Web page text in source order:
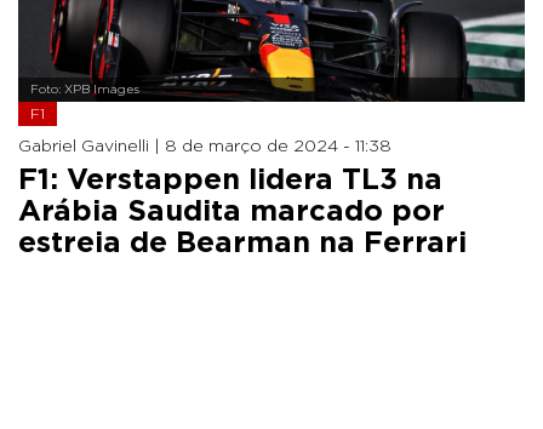
Foto: XPB Images
F1
Gabriel Gavinelli | 8 de março de 2024 - 11:38
F1: Verstappen lidera TL3 na
Arábia Saudita marcado por
estreia de Bearman na Ferrari